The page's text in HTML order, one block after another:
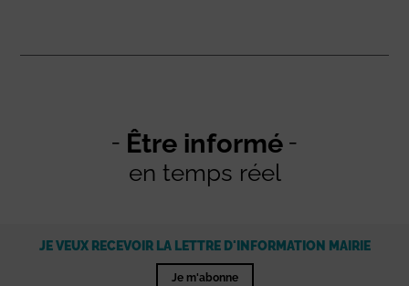
Être informé
en temps réel
JE VEUX RECEVOIR LA LETTRE D'INFORMATION MAIRIE
Je m'abonne